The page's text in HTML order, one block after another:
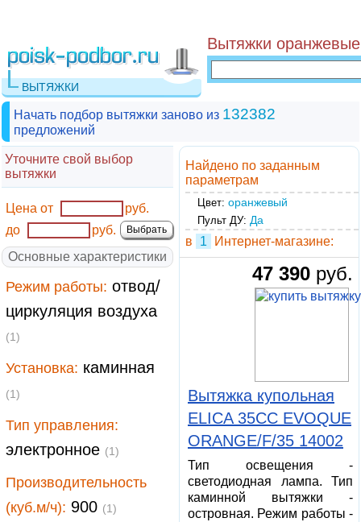
ВЫТЯЖКИ
Вытяжки
Начать подбор вытяжки заново из 132382
предложений
Уточните свой выбор
вытяжки
Цена от
руб.
до
руб.
Основные характеристики
Режим работы: отвод/
циркуляция воздуха
(1)
Установка: каминная
(1)
Тип управления:
электронное (1)
Производительность
(куб.м/ч): 900 (1)
Найдено по заданным
параметрам
Цвет: оранжевый
Пульт ДУ: Да
в 1 Интернет-магазине:
47 390 руб.
Вытяжка купольная
ELICA 35CC EVOQUE
ORANGE/F/35 14002
Тип освещения -
светодиодная лампа. Тип
каминной вытяжки -
островная. Режим работы -